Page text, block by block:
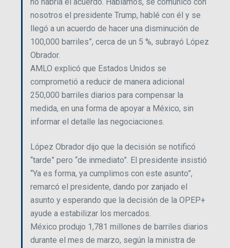
no habría el acuerdo. Hablamos, se comunicó con
nosotros el presidente Trump, hablé con él y se
llegó a un acuerdo de hacer una disminución de
100,000 barriles”, cerca de un 5 %, subrayó López
Obrador.
AMLO explicó que Estados Unidos se
comprometió a reducir de manera adicional
250,000 barriles diarios para compensar la
medida, en una forma de apoyar a México, sin
informar el detalle las negociaciones.
López Obrador dijo que la decisión se notificó
“tarde” pero “de inmediato”. El presidente insistió
“Ya es forma, ya cumplimos con este asunto”,
remarcó el presidente, dando por zanjado el
asunto y esperando que la decisión de la OPEP+
ayude a estabilizar los mercados.
México produjo 1,781 millones de barriles diarios
durante el mes de marzo, según la ministra de